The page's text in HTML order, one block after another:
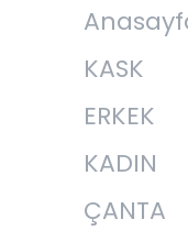
KASK
ERKEK
KADIN
ÇANTA